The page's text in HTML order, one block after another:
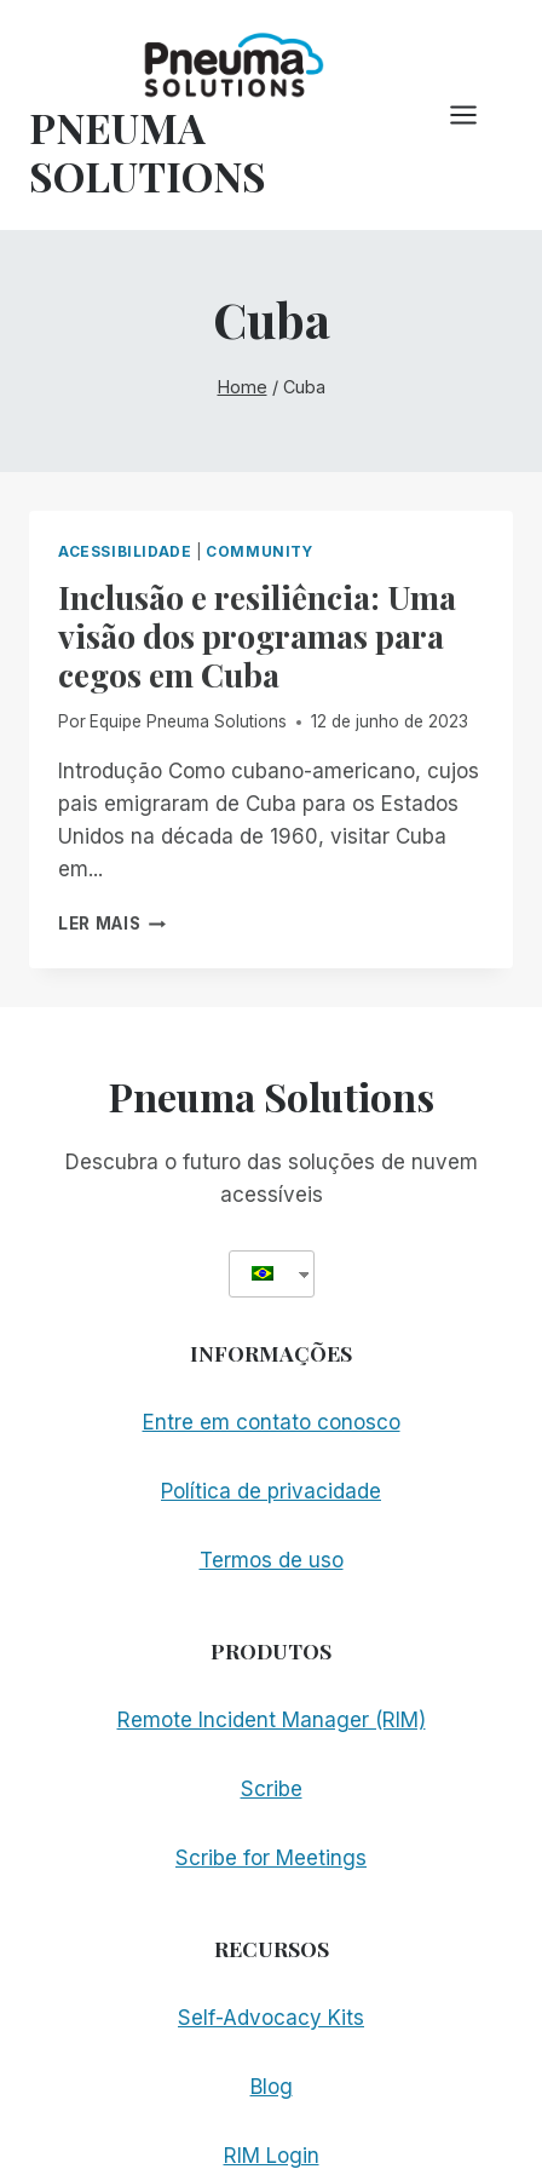
conteúdo
PNEUMA
SOLUTIONS
Cuba
Home / Cuba
ACESSIBILIDADE COMMUNITY
Inclusão e resiliência: Uma
visão dos programas para
cegos em Cuba
Por Equipe Pneuma Solutions 12 de junho de 2023
Introdução Como cubano-americano, cujos
pais emigraram de Cuba para os Estados
Unidos na década de 1960, visitar Cuba
em...
LER MAIS INCLUSÃO
PARA
CUBA
Pneuma Solutions
Descubra o futuro das soluções de nuvem
acessíveis
INFORMAÇÕES
Entre em contato conosco
Política de privacidade
Termos de uso
PRODUTOS
Remote Incident Manager (RIM)
Scribe
Scribe for Meetings
RECURSOS
Self-Advocacy Kits
Blog
RIM Login